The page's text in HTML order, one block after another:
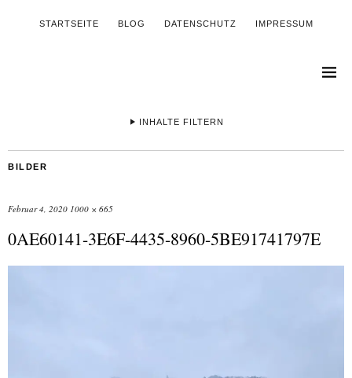
STARTSEITE BLOG DATENSCHUTZ IMPRESSUM
INHALTE FILTERN
BILDER
Februar 4, 2020 1000 × 665
0AE60141-3E6F-4435-8960-5BE91741797E